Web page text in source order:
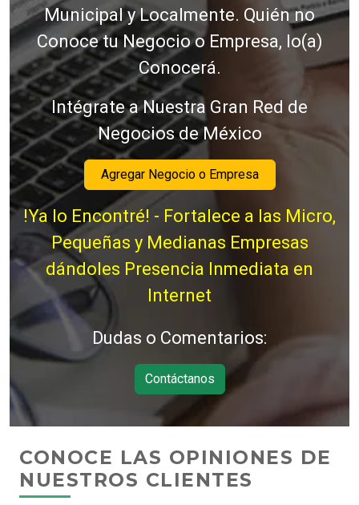
Municipal y Localmente. Quién no
Conoce tu Negocio o Empresa, lo(a)
Conocerá.
Intégrate a Nuestra Gran Red de
Negocios de México
Agregar Negocio o Empresa
!Ya lo Encontré! - Fortalece a las Micro,
Pequeñas y Medianas Empresas
dándoles Presencia Inmediata en
Internet
Dudas o Comentarios:
Contáctanos
CONOCE LAS OPINIONES DE
NUESTROS CLIENTES